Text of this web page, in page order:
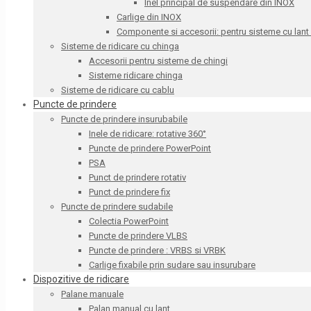
Inel principal de suspendare din INOX
Carlige din INOX
Componente si accesorii: pentru sisteme cu lant
Sisteme de ridicare cu chinga
Accesorii pentru sisteme de chingi
Sisteme ridicare chinga
Sisteme de ridicare cu cablu
Puncte de prindere
Puncte de prindere insurubabile
Inele de ridicare: rotative 360°
Puncte de prindere PowerPoint
PSA
Punct de prindere rotativ
Punct de prindere fix
Puncte de prindere sudabile
Colectia PowerPoint
Puncte de prindere VLBS
Puncte de prindere : VRBS si VRBK
Carlige fixabile prin sudare sau insurubare
Dispozitive de ridicare
Palane manuale
Palan manual cu lant